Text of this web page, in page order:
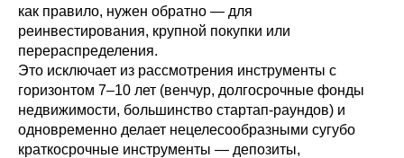
как правило, нужен обратно — для
реинвестирования, крупной покупки или
перераспределения.
Это исключает из рассмотрения инструменты с
горизонтом 7–10 лет (венчур, долгосрочные фонды
недвижимости, большинство стартап-раундов) и
одновременно делает нецелесообразными сугубо
краткосрочные инструменты — депозиты,